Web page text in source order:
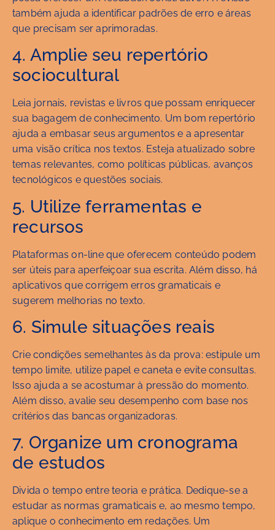
também ajuda a identificar padrões de erro e áreas
que precisam ser aprimoradas.
4. Amplie seu repertório
sociocultural
Leia jornais, revistas e livros que possam enriquecer
sua bagagem de conhecimento. Um bom repertório
ajuda a embasar seus argumentos e a apresentar
uma visão crítica nos textos. Esteja atualizado sobre
temas relevantes, como políticas públicas, avanços
tecnológicos e questões sociais.
5. Utilize ferramentas e
recursos
Plataformas on-line que oferecem conteúdo podem
ser úteis para aperfeiçoar sua escrita. Além disso, há
aplicativos que corrigem erros gramaticais e
sugerem melhorias no texto.
6. Simule situações reais
Crie condições semelhantes às da prova: estipule um
tempo limite, utilize papel e caneta e evite consultas.
Isso ajuda a se acostumar à pressão do momento.
Além disso, avalie seu desempenho com base nos
critérios das bancas organizadoras.
7. Organize um cronograma
de estudos
Divida o tempo entre teoria e prática. Dedique-se a
estudar as normas gramaticais e, ao mesmo tempo,
aplique o conhecimento em redações. Um